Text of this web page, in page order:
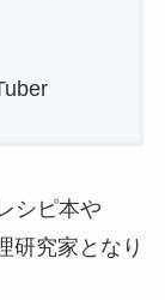
シピ本や
研究家となり